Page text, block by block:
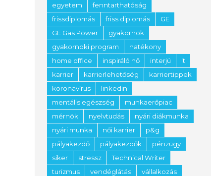
egyetem
fenntarthatóság
frissdiplomás
friss diplomás
GE
GE Gas Power
gyakornok
gyakornoki program
hatékony
home office
inspiráló nő interjú
it
karrier
karrierlehetőség
karriertippek
koronavírus
linkedin
mentális egészség
munkaerőpiac
mérnök
nyelvtudás
nyári diákmunka
nyári munka
női karrier
p&g
pályakezdő
pályakezdők
pénzügy
siker
stressz
Technical Writer
turizmus
vendéglátás
vállalkozás